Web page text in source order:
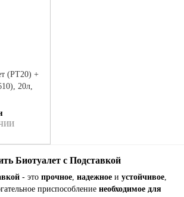
(PT20) +
20л,
Биотуалет с Подставкой
- это прочное, надежное и устойчивое,
приспособление необходимое для